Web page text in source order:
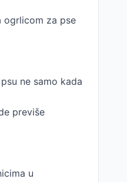
ogrlicom za pse
ne samo kada
previše
u